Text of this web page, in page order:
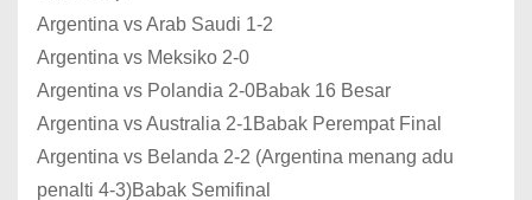
Argentina vs Arab Saudi 1-2
Argentina vs Meksiko 2-0
Argentina vs Polandia 2-0Babak 16 Besar
Argentina vs Australia 2-1Babak Perempat Final
Argentina vs Belanda 2-2 (Argentina menang adu
penalti 4-3)Babak Semifinal